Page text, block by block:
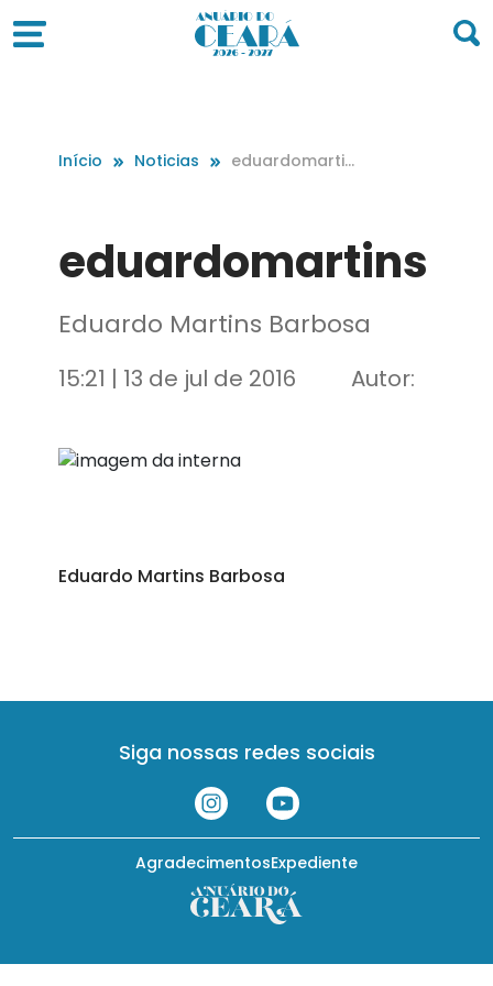
Início Noticias
eduardomartin
eduardomartins
Eduardo Martins Barbosa
15:21 | 13 de jul de 2016 Autor:
Eduardo Martins Barbosa
Siga nossas redes sociais
Expediente
Agradecimentos